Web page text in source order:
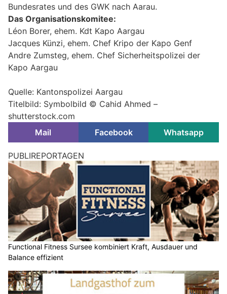
Bundesrates und des GWK nach Aarau.
Das Organisationskomitee:
Léon Borer, ehem. Kdt Kapo Aargau
Jacques Künzi, ehem. Chef Kripo der Kapo Genf
Andre Zumsteg, ehem. Chef Sicherheitspolizei der
Kapo Aargau
Quelle: Kantonspolizei Aargau
Titelbild: Symbolbild © Cahid Ahmed –
shutterstock.com
Mail
Facebook Whatsapp
PUBLIREPORTAGEN
Functional Fitness Sursee kombiniert Kraft, Ausdauer und
Balance effizient